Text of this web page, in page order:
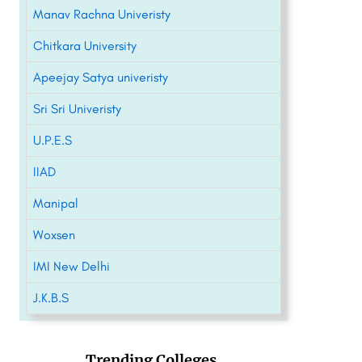
Manav Rachna Univeristy
Chitkara University
Apeejay Satya univeristy
Sri Sri Univeristy
U.P.E.S
IIAD
Manipal
Woxsen
IMI New Delhi
J.K.B.S